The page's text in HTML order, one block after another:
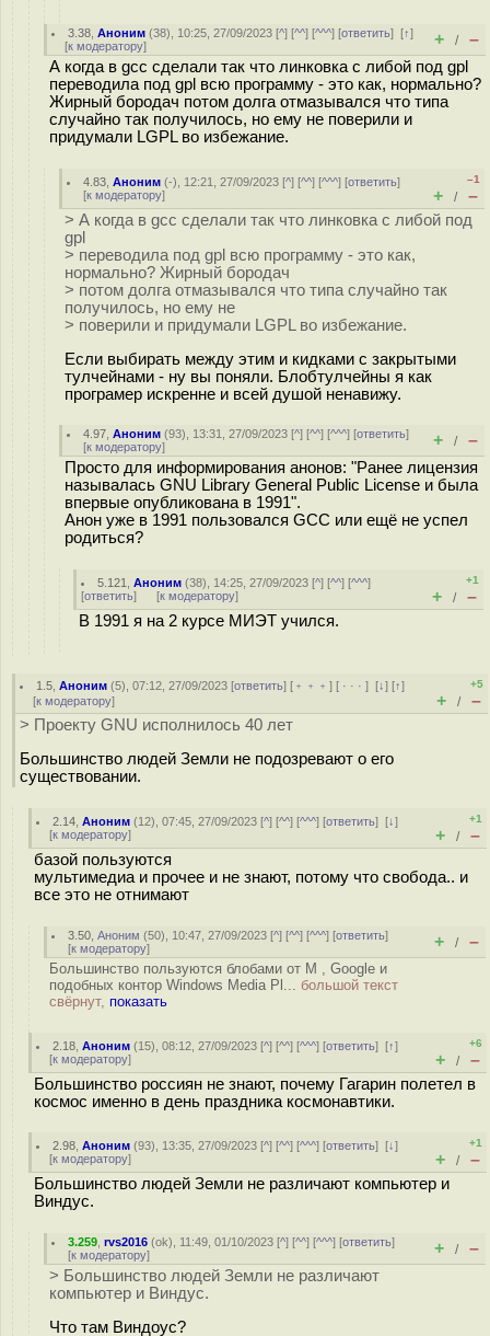
3.38 ,Аноним (38), 10:25, 27/09/2023 [^] [^^] [^^^] [ответить][↑]
[к модератору] + / –
А когда в gcc сделали так что линковка с либой под gpl
переводила под gpl всю программу - это как, нормально?
Жирный бородач потом долга отмазывался что типа
случайно так получилось, но ему не поверили и
придумали LGPL во избежание.
4.83 ,Аноним (-), 12:21, 27/09/2023 [^] [^^] [^^^] [ответить]
[к модератору]
–1
+ / –
> А когда в gcc сделали так что линковка с либой под
gpl
> переводила под gpl всю программу - это как,
нормально? Жирный бородач
> потом долга отмазывался что типа случайно так
получилось, но ему не
> поверили и придумали LGPL во избежание.
Если выбирать между этим и кидками с закрытыми
тулчейнами - ну вы поняли. Блобтулчейны я как
програмер искренне и всей душой ненавижу.
4.97 ,Аноним (93), 13:31, 27/09/2023 [^] [^^] [^^^] [ответить]
[к модератору] + / –
Просто для информирования анонов: "Ранее лицензия
называлась GNU Library General Public License и была
впервые опубликована в 1991".
Анон уже в 1991 пользовался GCC или ещё не успел
родиться?
5.121 ,Аноним (38), 14:25, 27/09/2023 [^] [^^] [^^^]
[ответить] [к модератору]
+1
+ / –
В 1991 я на 2 курсе МИЭТ учился.
1.5 ,Аноним (5), 07:12, 27/09/2023 [ответить] [ ﹢﹢﹢] [ · · ·][↓] [↑]
[к модератору]
+5
+ / –
> Проекту GNU исполнилось 40 лет
Большинство людей Земли не подозревают о его
существовании.
2.14 ,Аноним (12), 07:45, 27/09/2023 [^] [^^] [^^^] [ответить][↓]
[к модератору]
+1
+ / –
базой пользуются
мультимедиа и прочее и не знают, потому что свобода.. и
все это не отнимают
3.50 ,Аноним (50), 10:47, 27/09/2023 [^] [^^] [^^^] [ответить]
[к модератору] + / –
Большинство пользуются блобами от M , Google и
подобных контор Windows Media Pl... большой текст
свёрнут, показать
2.18 ,Аноним (15), 08:12, 27/09/2023 [^] [^^] [^^^] [ответить][↑]
[к модератору]
+6
+ / –
Большинство россиян не знают, почему Гагарин полетел в
космос именно в день праздника космонавтики.
2.98 ,Аноним (93), 13:35, 27/09/2023 [^] [^^] [^^^] [ответить][↓]
[к модератору]
+1
+ / –
Большинство людей Земли не различают компьютер и
Виндус.
3.259 ,rvs2016 (ok), 11:49, 01/10/2023 [^] [^^] [^^^] [ответить]
[к модератору] + / –
> Большинство людей Земли не различают
компьютер и Виндус.
Что там Виндоус?